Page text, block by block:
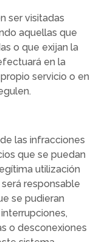
ser visitadas
aquellas que
o que exijan la
en la
servicio o en
las infracciones
que se puedan
utilización
responsable
se pudieran
o desconexiones